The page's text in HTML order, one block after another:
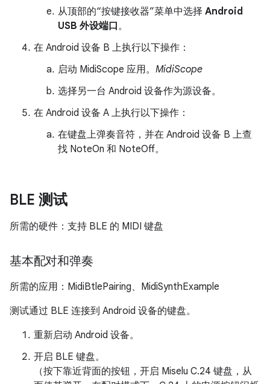
从顶部的“按键接收器”菜单中选择 Android
USB 外设端口 。
在 Android 设备 B 上执行以下操作：
启动 MidiScope 应用。 MidiScope
选择另一台 Android 设备作为源设备。
在 Android 设备 A 上执行以下操作：
在键盘上弹奏音符，并在 Android 设备 B 上查
找 NoteOn 和 NoteOff。
BLE 测试
所需的硬件：支持 BLE 的 MIDI 键盘
基本配对和弹奏
所需的应用：MidiBtlePairing、MidiSynthExample
测试通过 BLE 连接到 Android 设备的键盘。
重新启动 Android 设备。
开启 BLE 键盘。
（按下靠近背面的按钮，开启 Miselu C.24 键盘，从